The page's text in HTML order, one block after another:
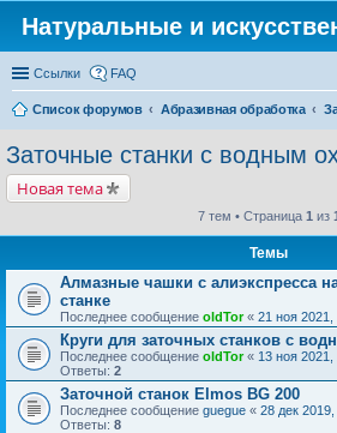
Натуральные и
Ссылки FAQ
Список форумов Абразивная обработка
Заточные станки с водным
Новая тема
7 тем • Страница 1 из
Темы
Алмазные чашки с алиэкспресса
станке
Последнее сообщение oldTor« 21 ноя 2021,
Круги для заточных станков с
Последнее сообщение oldTor« 13 ноя 2021,
Ответы: 2
Заточной станок Elmos BG 200
Последнее сообщение guegue « 28 дек
Ответы: 8